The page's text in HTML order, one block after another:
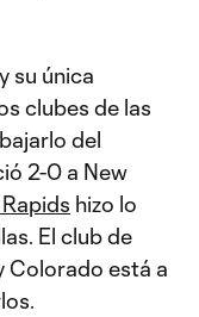
su única
clubes de las
del
2-0 a New
hizo lo
El club de
Colorado está a